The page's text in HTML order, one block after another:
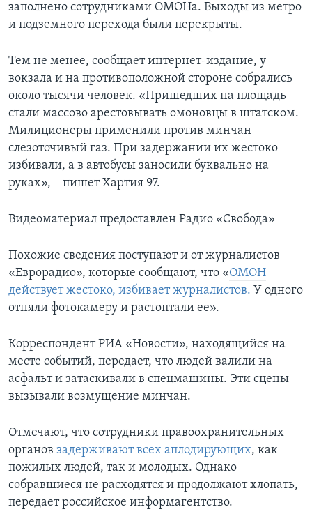
заполнено сотрудниками ОМОНа. Выходы из метро
и подземного перехода были перекрыты.
Тем не менее, сообщает интернет-издание, у
вокзала и на противоположной стороне собрались
около тысячи человек. «Пришедших на площадь
стали массово арестовывать омоновцы в штатском.
Милиционеры применили против минчан
слезоточивый газ. При задержании их жестоко
избивали, а в автобусы заносили буквально на
руках», – пишет Хартия 97.
Видеоматериал предоставлен Радио «Свобода»
Похожие сведения поступают и от журналистов
«Еврорадио», которые сообщают, что «ОМОН
действует жестоко, избивает журналистов. У одного
отняли фотокамеру и растоптали ее».
Корреспондент РИА «Новости», находящийся на
месте событий, передает, что людей валили на
асфальт и затаскивали в спецмашины. Эти сцены
вызывали возмущение минчан.
Отмечают, что сотрудники правоохранительных
органов задерживают всех аплодирующих, как
пожилых людей, так и молодых. Однако
собравшиеся не расходятся и продолжают хлопать,
передает российское информагентство.